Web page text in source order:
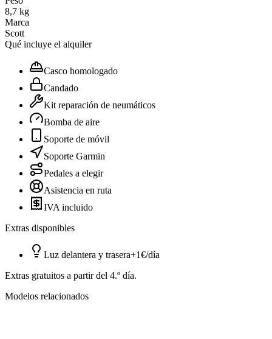
8,7 kg
Marca
Scott
Qué incluye el alquiler
Casco homologado
Candado
Kit reparación de neumáticos
Bomba de aire
Soporte de móvil
Soporte Garmin
Pedales a elegir
Asistencia en ruta
IVA incluido
Extras disponibles
Luz delantera y trasera+1€/día
Extras gratuitos a partir del 4.º día.
Modelos relacionados